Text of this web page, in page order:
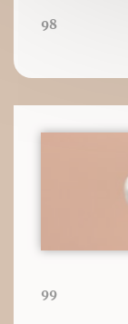
98
99